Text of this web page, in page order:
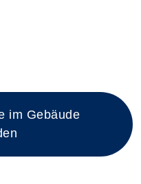
im Gebäude